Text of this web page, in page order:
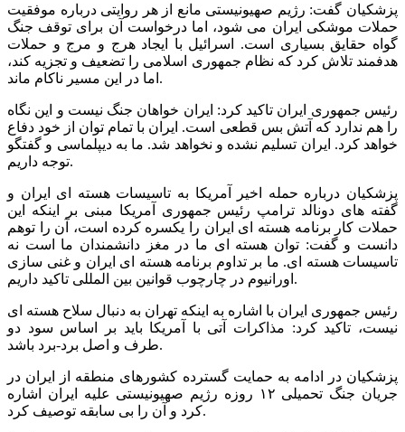
پزشکیان گفت: رژیم صهیونیستی مانع از هر روایتی درباره موفقیت
حملات موشکی ایران می شود، اما درخواست آن برای توقف جنگ
گواه حقایق بسیاری است. اسرائیل با ایجاد هرج و مرج و حملات
هدفمند تلاش کرد که نظام جمهوری اسلامی را تضعیف و تجزیه کند،
اما در این مسیر ناکام ماند.
رئیس جمهوری ایران تاکید کرد: ایران خواهان جنگ نیست و این نگاه
را هم ندارد که آتش بس قطعی است. ایران با تمام توان از خود دفاع
خواهد کرد. ایران تسلیم نشده و نخواهد شد. ما به دیپلماسی و گفتگو
توجه داریم.
پزشکیان درباره حمله اخیر آمریکا به تاسیسات هسته ای ایران و
گفته های دونالد ترامپ رئیس جمهوری آمریکا مبنی بر اینکه این
حملات کار برنامه هسته ای ایران را یکسره کرده است، آن را توهم
دانست و گفت: توان هسته ای ما در مغز دانشمندان ما است نه
تاسیسات هسته ای. ما بر تداوم برنامه هسته ای ایران و غنی سازی
اورانیوم در چارچوب قوانین بین المللی تاکید داریم.
رئیس جمهوری ایران با اشاره به اینکه تهران به دنبال سلاح هسته ای
نیست، تاکید کرد: مذاکرات آتی با آمریکا باید بر اساس سود دو
طرف و اصل برد-برد باشد.
پزشکیان در ادامه به حمایت گسترده کشورهای منطقه از ایران در
جریان جنگ تحمیلی ۱۲ روزه رژیم صهیونیستی علیه ایران اشاره
کرد و آن را بی سابقه توصیف کرد.